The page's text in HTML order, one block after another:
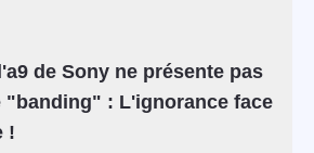
de Sony ne présente pas
"banding" : L'ignorance face
!